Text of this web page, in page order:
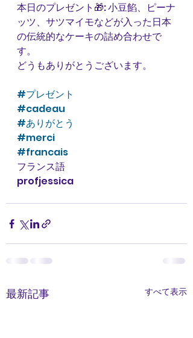
本日のプレゼント🎁: 小豆餡、ピーナ
ッツ、サツマイモなどが入った日本
の伝統的なケーキの詰め合わせで
す。
どうもありがとうございます。
#プレゼント
#cadeau
#ありがとう
#merci
#francais
フランス語
profjessica
最新記事 すべて表示